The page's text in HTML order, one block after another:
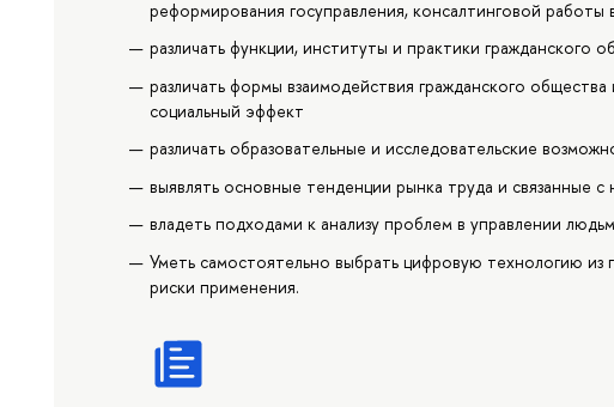
реформирования госуправления, консалтинговой работы
различать функции, институты и практики гражданского
различать формы взаимодействия гражданского общества
социальный эффект
различать образовательные и исследовательские
выявлять основные тенденции рынка труда и связанные
владеть подходами к анализу проблем в управлении
Уметь самостоятельно выбрать цифровую технологию из
риски применения.